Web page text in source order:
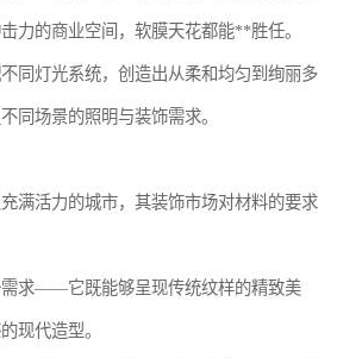
力的商业空间，软膜天花都能**胜任。
同灯光系统，创造出从柔和均匀到绚丽多
同场景的照明与装饰需求。
满活力的城市，其装饰市场对材料的要求
求——它既能够呈现传统纹样的精致美
现代造型。